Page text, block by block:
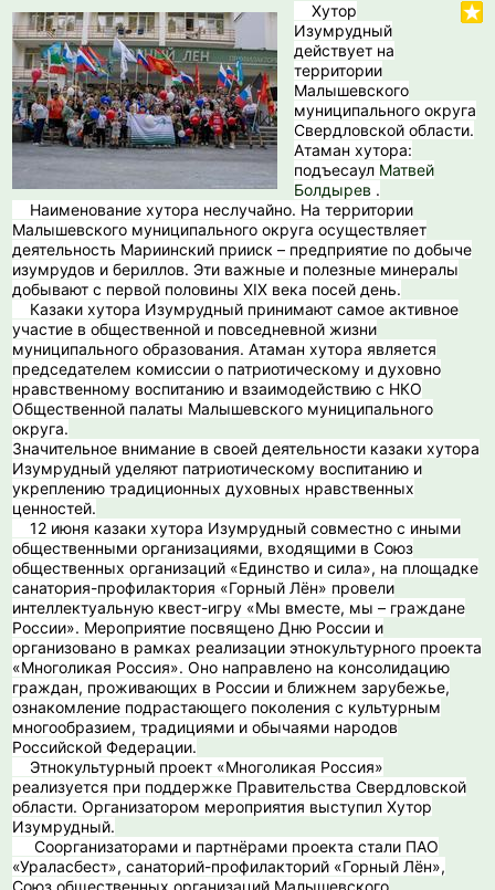
Хутор
Изумрудный
действует на
территории
Малышевского
муниципального округа
Свердловской области.
Атаман хутора:
подъесаул Матвей
Болдырев .
Наименование хутора неслучайно. На территории
Малышевского муниципального округа осуществляет
деятельность Мариинский прииск – предприятие по добыче
изумрудов и бериллов. Эти важные и полезные минералы
добывают с первой половины XIX века посей день.
Казаки хутора Изумрудный принимают самое активное
участие в общественной и повседневной жизни
муниципального образования. Атаман хутора является
председателем комиссии о патриотическому и духовно
нравственному воспитанию и взаимодействию с НКО
Общественной палаты Малышевского муниципального
округа.
Значительное внимание в своей деятельности казаки хутора
Изумрудный уделяют патриотическому воспитанию и
укреплению традиционных духовных нравственных
ценностей.
12 июня казаки хутора Изумрудный совместно с иными
общественными организациями, входящими в Союз
общественных организаций «Единство и сила», на площадке
санатория-профилактория «Горный Лён» провели
интеллектуальную квест-игру «Мы вместе, мы – граждане
России». Мероприятие посвящено Дню России и
организовано в рамках реализации этнокультурного проекта
«Многоликая Россия». Оно направлено на консолидацию
граждан, проживающих в России и ближнем зарубежье,
ознакомление подрастающего поколения с культурным
многообразием, традициями и обычаями народов
Российской Федерации.
Этнокультурный проект «Многоликая Россия»
реализуется при поддержке Правительства Свердловской
области. Организатором мероприятия выступил Хутор
Изумрудный.
Соорганизаторами и партнёрами проекта стали ПАО
«Ураласбест», санаторий-профилакторий «Горный Лён»,